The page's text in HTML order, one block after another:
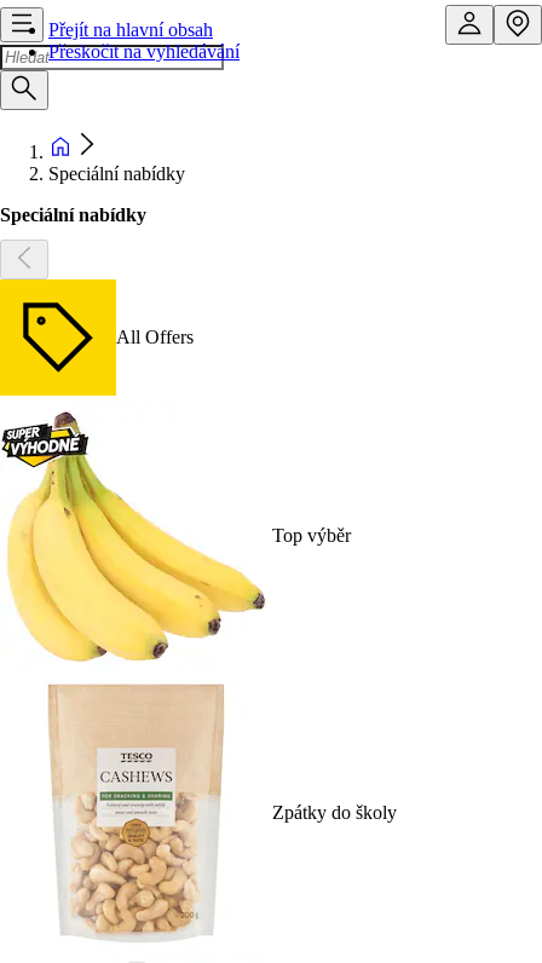
Přejít na hlavní obsah
Přeskočit na vyhledávání
Speciální nabídky
Speciální nabídky
All Offers
Top výběr
Zpátky do školy